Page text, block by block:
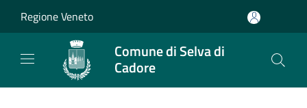
Regione Veneto
Comune di Selva di
Cadore